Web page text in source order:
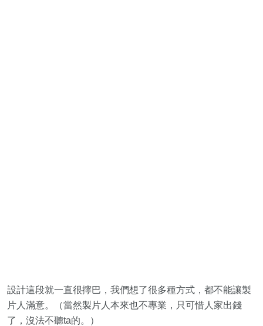
設計這段就一直很擰巴，我們想了很多種方式，都不能讓製
片人滿意。（當然製片人本來也不專業，只可惜人家出錢
了，沒法不聽ta的。）